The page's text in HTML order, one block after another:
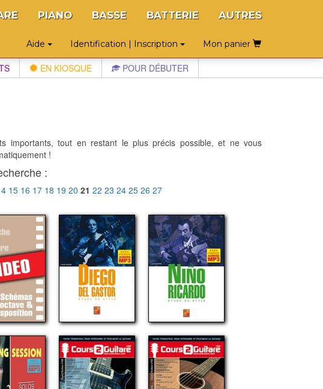
PIANO BASSE BATTERIE AUTRES
Aide Identification | Inscription Mon panier
EN KIOSQUE POUR DÉBUTER
importants, tout en restant le plus précis possible, et ne vous
!
:
15 16 17 18 19 20 21 22 23 24 25 26 27